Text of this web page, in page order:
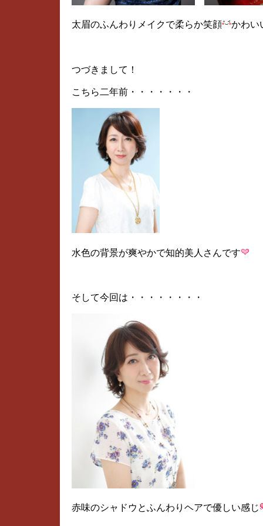
太眉のふんわりメイクで柔らか笑顔 かわい
つづきまして！
こちら二年前・・・・・・・
水色の背景が爽やかで知的美人さんです
そして今回は・・・・・・・・
赤味のシャドウとふんわりヘアで優しい感じ